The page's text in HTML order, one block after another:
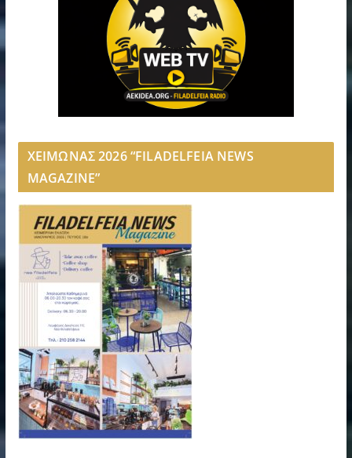
ΧΕΙΜΩΝΑΣ 2026 “FILADELFEIA NEWS
MAGAZINE”